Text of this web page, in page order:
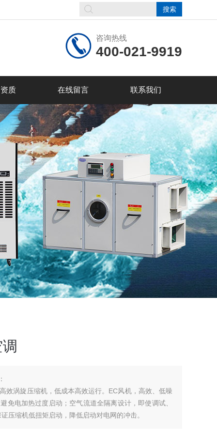
咨询热线
400-021-9919
质 在线留言 联系我们
效涡旋压缩机，低成本高效运行。EC风机，高效、低噪
免电加热过度启动；空气流道全隔离设计，即使调试、
压缩机低扭矩启动，降低启动对电网的冲击。